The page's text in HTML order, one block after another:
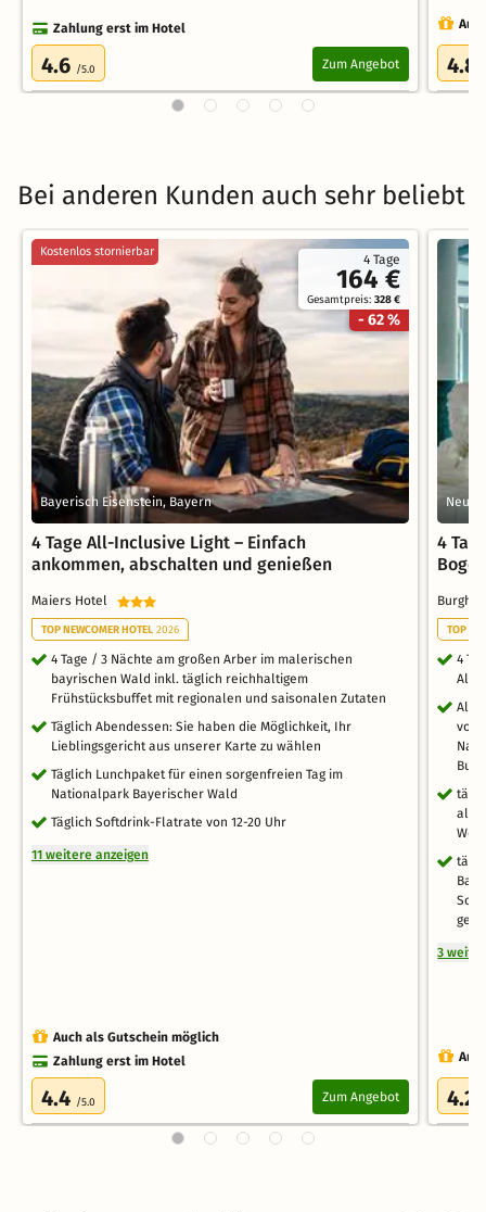
Zahlung erst im Hotel
4.6 /5.0 Zum Angebot 4.8
Bei anderen Kunden auch sehr beliebt
4 Tage
164 €
Gesamtpreis:328 €
- 62 %
Kostenlos stornierbar
Bayerisch Eisenstein, Bayern
4 Tage All-Inclusive Light – Einfach
ankommen, abschalten und genießen
Maiers Hotel
TOP NEWCOMER HOTEL 2026
4 Tage / 3 Nächte am großen Arber im malerischen
bayrischen Wald inkl. täglich reichhaltigem
Frühstücksbuffet mit regionalen und saisonalen Zutaten
Täglich Abendessen: Sie haben die Möglichkeit, Ihr
Lieblingsgericht aus unserer Karte zu wählen
Täglich Lunchpaket für einen sorgenfreien Tag im
Nationalpark Bayerischer Wald
Täglich Softdrink-Flatrate von 12-20 Uhr
11 weitere anzeigen
Auch als Gutschein möglich
Zahlung erst im Hotel
4.4 /5.0 Zum Angebot
4
TOP
4
All
All
vom
3
4.2